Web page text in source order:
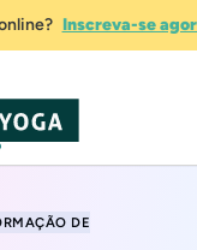
Inscreva-se
DE